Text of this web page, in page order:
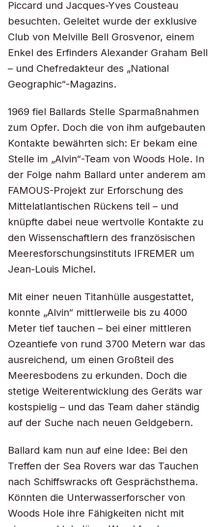
Piccard und Jacques-Yves Cousteau
besuchten. Geleitet wurde der exklusive
Club von Melville Bell Grosvenor, einem
Enkel des Erfinders Alexander Graham Bell
– und Chefredakteur des „National
Geographic“-Magazins.
1969 fiel Ballards Stelle Sparmaßnahmen
zum Opfer. Doch die von ihm aufgebauten
Kontakte bewährten sich: Er bekam eine
Stelle im „Alvin“-Team von Woods Hole. In
der Folge nahm Ballard unter anderem am
FAMOUS-Projekt zur Erforschung des
Mittelatlantischen Rückens teil – und
knüpfte dabei neue wertvolle Kontakte zu
den Wissenschaftlern des französischen
Meeresforschungsinstituts IFREMER um
Jean-Louis Michel.
Mit einer neuen Titanhülle ausgestattet,
konnte „Alvin“ mittlerweile bis zu 4000
Meter tief tauchen – bei einer mittleren
Ozeantiefe von rund 3700 Metern war das
ausreichend, um einen Großteil des
Meeresbodens zu erkunden. Doch die
stetige Weiterentwicklung des Geräts war
kostspielig – und das Team daher ständig
auf der Suche nach neuen Geldgebern.
Ballard kam nun auf eine Idee: Bei den
Treffen der Sea Rovers war das Tauchen
nach Schiffswracks oft Gesprächsthema.
Könnten die Unterwasserforscher von
Woods Hole ihre Fähigkeiten nicht mit